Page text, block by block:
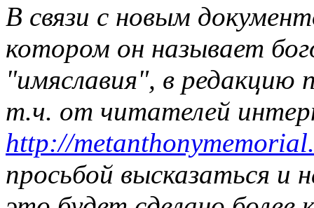
В связи с новым
котором он называет
"имяславия", в редакцию
т.ч. от читателей
http://
просьбой высказаться и